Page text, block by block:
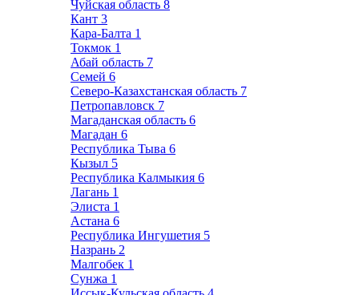
Чуйская область 8
Кант 3
Кара-Балта 1
Токмок 1
Абай область 7
Семей 6
Северо-Казахстанская область 7
Петропавловск 7
Магаданская область 6
Магадан 6
Республика Тыва 6
Кызыл 5
Республика Калмыкия 6
Лагань 1
Элиста 1
Астана 6
Республика Ингушетия 5
Назрань 2
Малгобек 1
Сунжа 1